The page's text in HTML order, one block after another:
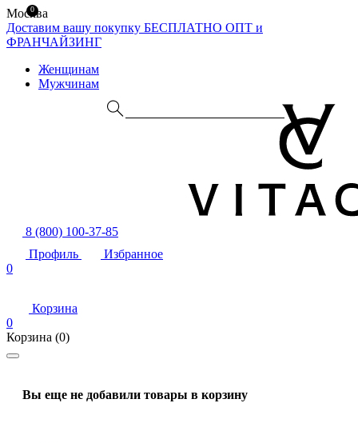
Москва
Доставим вашу покупку БЕСПЛАТНО ОПТ и
ФРАНЧАЙЗИНГ
Женщинам
Мужчинам
8 (800) 100-37-85
Профиль
Избранное
0
Корзина
0
Корзина (0)
Вы еще не добавили товары в корзину
0